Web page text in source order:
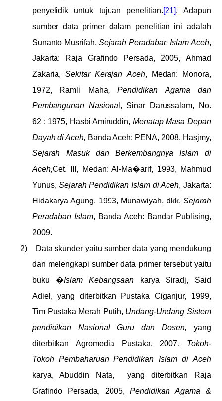
penyelidik untuk tujuan penelitian.[21]. Adapun
sumber data primer dalam penelitian ini adalah
Sunanto Musrifah,Sejarah Peradaban Islam Aceh,
Jakarta: Raja Grafindo Persada, 2005, Ahmad
Zakaria,Sekitar Kerajan Aceh, Medan: Monora,
1972, Ramli Maha, Pendidikan Agama dan
Pembangunan Nasiona l, Sinar Darussalam, No.
62 : 1975, Hasbi Amiruddin, Menatap Masa Depan
Dayah di Aceh, Banda Aceh: PENA, 2008, Hasjmy,
Sejarah Masuk dan Berkembangnya Islam di
Aceh,Cet. III, Medan: Al-Ma�arif, 1993, Mahmud
Yunus, Sejarah Pendidikan Islam di Aceh, Jakarta:
Hidakarya Agung, 1993, Munawiyah, dkk,Sejarah
Peradaban Islam, Banda Aceh: Bandar Publising,
2009.
2)
Data skunder yaitu sumber data yang mendukung
dan melengkapi sumber data primer tersebut yaitu
buku �Islam Kebangsaan
karya Siradj, Said
Adiel, yang diterbitkan Pustaka Ciganjur, 1999,
Tim Pustaka Merah Putih, Undang-Undang Sistem
pendidikan Nasional Guru dan Dosen,
yang
diterbitkanAgromedia Pustaka, 2007, Tokoh-
Tokoh Pembaharuan Pendidikan Islam di Aceh
karya, Abuddin Nata,
yang diterbitkan Raja
Grafindo Persada, 2005,Pendidikan Agama &